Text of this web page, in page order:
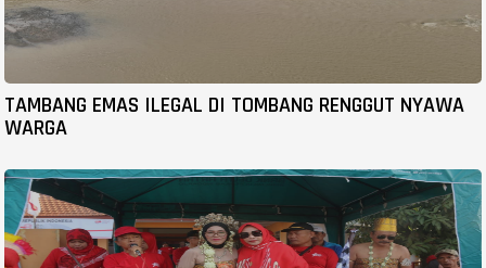
TAMBANG EMAS ILEGAL DI TOMBANG RENGGUT NYAWA
WARGA